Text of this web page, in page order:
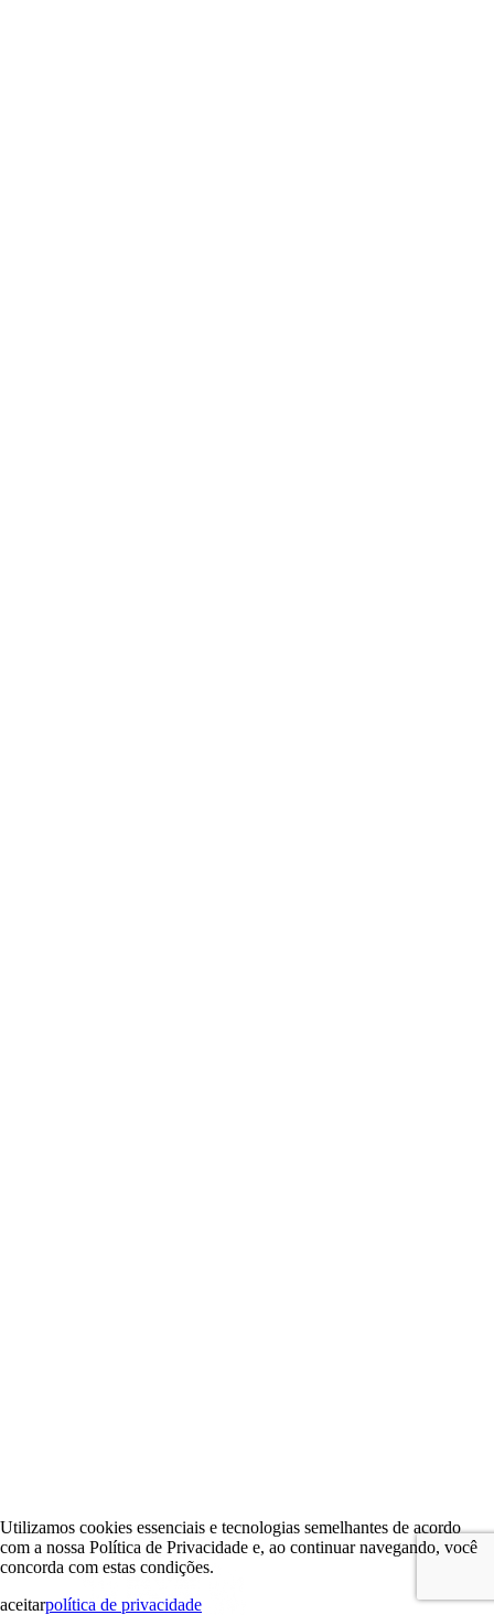
Utilizamos cookies essenciais e tecnologias semelhantes de acordo
com a nossa Política de Privacidade e, ao continuar navegando, você
concorda com estas condições.
aceitarpolítica de privacidade